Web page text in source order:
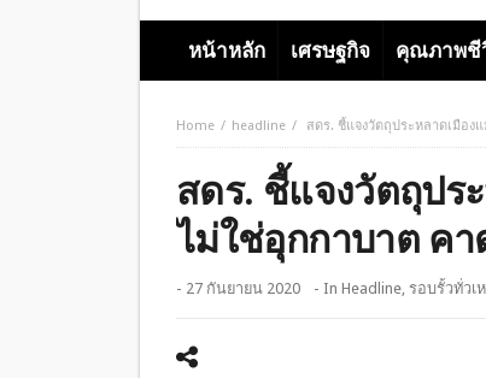
หน้าหลัก เศรษฐกิจ คุณภาพชี
Home headline สดร. ชี้แจงวัตถุประหลาดเมือง
สดร. ชี้แจงวัตถุปร
ไม่ใช่อุกกาบาต ค
- 27 กันยายน 2020 - In Headline, รอบรั้วทั่วเ